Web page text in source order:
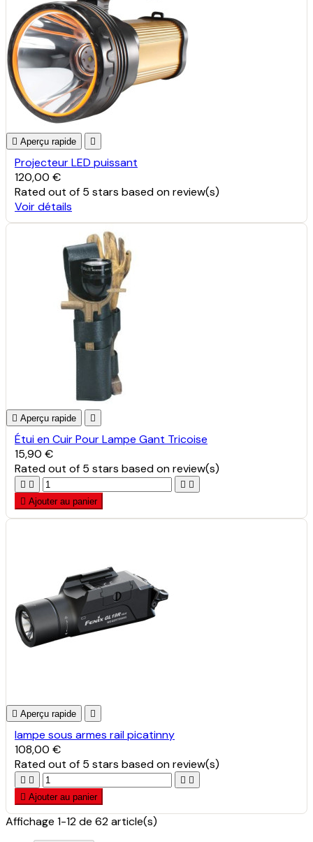
 Aperçu rapide 
Projecteur LED puissant
120,00 €
Ratedout of 5 stars based onreview(s)
Voir détails
 Aperçu rapide 
Étui en Cuir Pour Lampe Gant Tricoise
15,90 €
Ratedout of 5 stars based onreview(s)
   
 Ajouter au panier
 Aperçu rapide 
lampe sous armes rail picatinny
108,00 €
Ratedout of 5 stars based onreview(s)
   
 Ajouter au panier
Affichage 1-12 de 62 article(s)